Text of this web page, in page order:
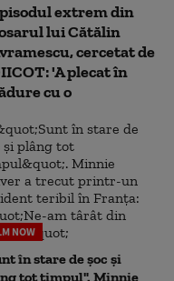
extrem din
lui Cătălin
cercetat de
'A plecat în
cu o
NOW
în stare de șoc și
tot timpul". Minnie